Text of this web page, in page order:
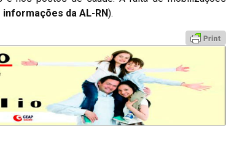
informações da AL-RN).